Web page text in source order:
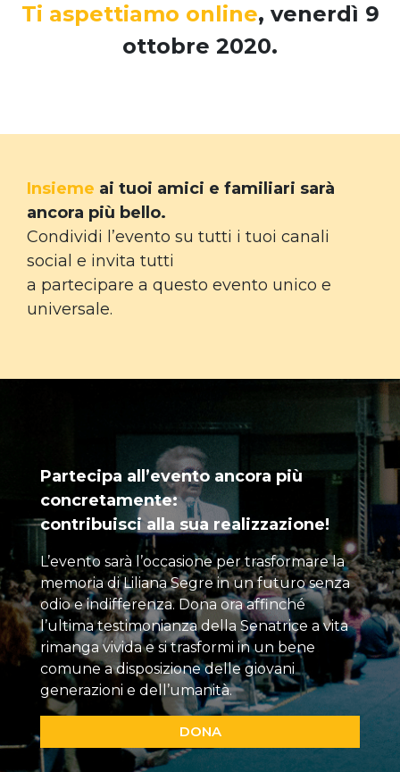
Ti aspettiamo online, venerdì 9
ottobre 2020.
Insieme ai tuoi amici e familiari sarà
ancora più bello.
Condividi l’evento su tutti i tuoi canali
social e invita tutti
a partecipare a questo evento unico e
universale.
Partecipa all’evento ancora più
concretamente:
contribuisci alla sua realizzazione!
L’evento sarà l’occasione per trasformare la
memoria di Liliana Segre in un futuro senza
odio e indifferenza. Dona ora affinché
l’ultima testimonianza della Senatrice a vita
rimanga vivida e si trasformi in un bene
comune a disposizione delle giovani
generazioni e dell’umanità.
DONA